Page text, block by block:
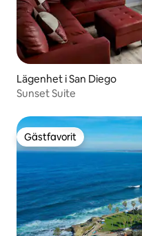
Lägenhet i San Diego
Sunset Suite
Gästfavorit
Gästfavorit